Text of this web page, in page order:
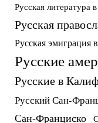
Русская
Русская
Русская
Русские
Русские в
Русский Сан-
Сан-Франциско